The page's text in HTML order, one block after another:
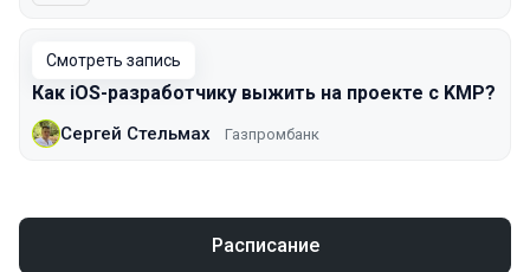
Смотреть запись
Как iOS-разработчику выжить на проекте с KMP?
Сергей Стельмах Газпромбанк
Расписание